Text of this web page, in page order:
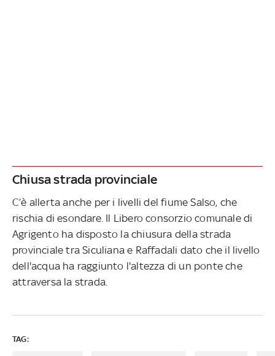
Chiusa strada provinciale
C’è allerta anche per i livelli del fiume Salso, che
rischia di esondare. Il Libero consorzio comunale di
Agrigento ha disposto la chiusura della strada
provinciale tra Siculiana e Raffadali dato che il livello
dell'acqua ha raggiunto l'altezza di un ponte che
attraversa la strada.
TAG: